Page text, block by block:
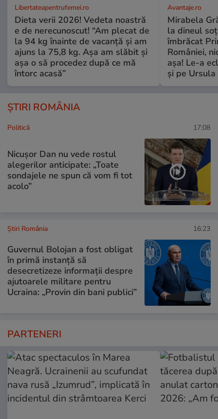
Libertateapentrufemei.ro
Dieta verii 2026! Vedeta noastră
e de nerecunoscut! “Am plecat de
la 94 kg înainte de vacanță și am
ajuns la 75,8 kg. Așa am slăbit și
așa o să procedez după ce mă
întorc acasă”
Avantaje.ro
Mirabela
la dineul
îmbrăcat
României,
așa! Le-a
și pe
ȘTIRI ROMÂNIA
Politică 17:08
Nicușor Dan nu vede rostul
alegerilor anticipate: „Toate
sondajele ne spun că vom fi tot
acolo”
Știri România 16:23
Guvernul Bolojan a fost obligat
în primă instanță să
desecretizeze informații despre
ajutoarele militare pentru
Ucraina: „Provin din bani publici”
PARTENERI